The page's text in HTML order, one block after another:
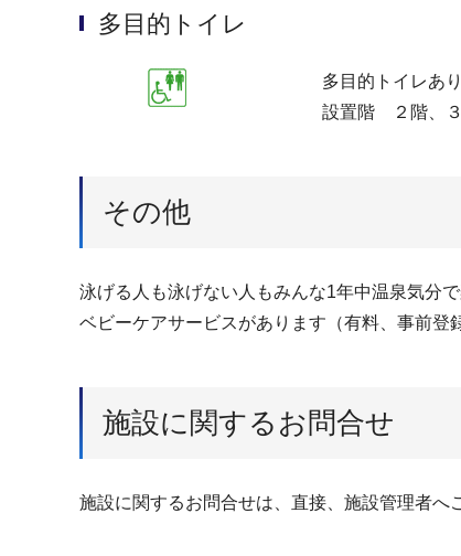
多目的トイレ
多目的トイレあり
設置階 ２階、
その他
泳げる人も泳げない人もみんな1年中温泉気分
ベビーケアサービスがあります（有料、事前登
施設に関するお問合せ
施設に関するお問合せは、直接、施設管理者へ